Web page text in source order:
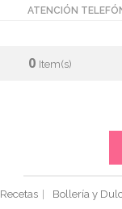
ATENCIÓN
0 Item(s)
Recetas Bollería y